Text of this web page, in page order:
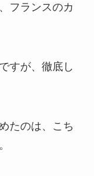
フランスのカ
すが、徹底し
たのは、こち